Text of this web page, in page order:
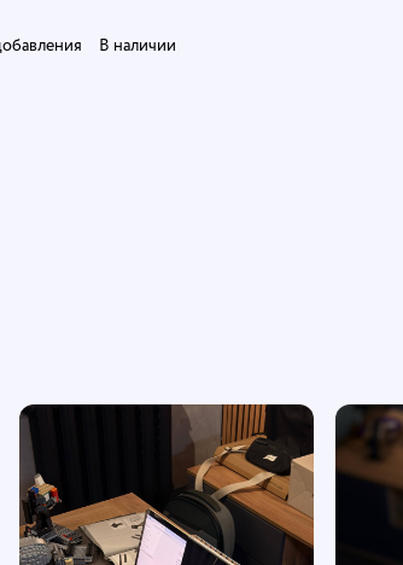
В наличии